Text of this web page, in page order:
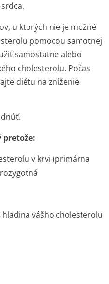
u ktorých nie je možné
pomocou samotnej
samostatne alebo
cholesterolu. Počas
diétu na zníženie
pretože:
v krvi (primárna
vášho cholesterolu